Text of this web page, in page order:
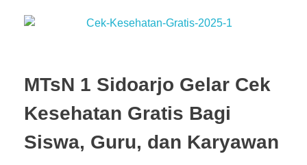
MTsN 1 Sidoarjo Gelar Cek
Kesehatan Gratis Bagi
Siswa, Guru, dan Karyawan